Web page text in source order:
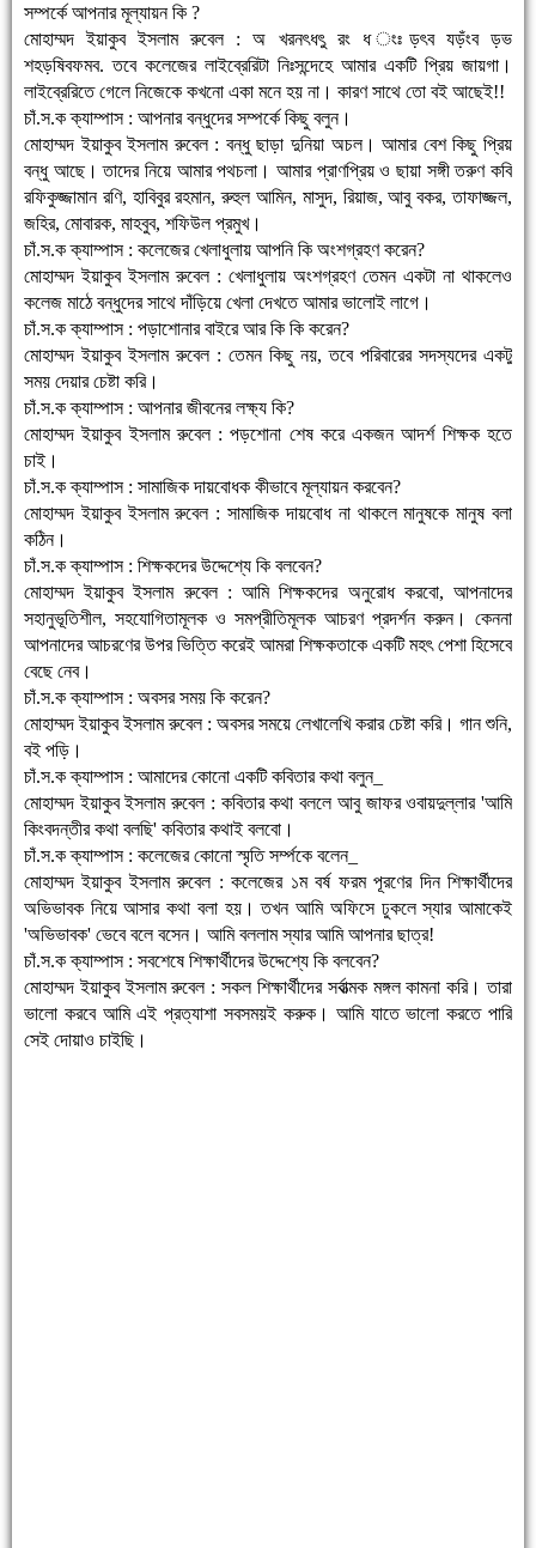
সম্পর্কে আপনার মূল্যায়ন কি ?
মোহাম্মদ ইয়াকুব ইসলাম রুবেল : অ খরনৎধৎু রং ধ ংঃড়ৎব যড়ঁংব ড়ভ
শহড়ষিবফমব. তবে কলেজের লাইব্রেরিটা নিঃসন্দেহে আমার একটি প্রিয় জায়গা।
লাইব্রেরিতে গেলে নিজেকে কখনো একা মনে হয় না। কারণ সাথে তো বই আছেই!!
চাঁ.স.ক ক্যাম্পাস : আপনার বন্ধুদের সম্পর্কে কিছু বলুন।
মোহাম্মদ ইয়াকুব ইসলাম রুবেল : বন্ধু ছাড়া দুনিয়া অচল। আমার বেশ কিছু প্রিয়
বন্ধু আছে। তাদের নিয়ে আমার পথচলা। আমার প্রাণপ্রিয় ও ছায়া সঙ্গী তরুণ কবি
রফিকুজ্জামান রণি, হাবিবুর রহমান, রুহুল আমিন, মাসুদ, রিয়াজ, আবু বকর, তাফাজ্জল,
জহির, মোবারক, মাহবুব, শফিউল প্রমুখ।
চাঁ.স.ক ক্যাম্পাস : কলেজের খেলাধুলায় আপনি কি অংশগ্রহণ করেন?
মোহাম্মদ ইয়াকুব ইসলাম রুবেল : খেলাধুলায় অংশগ্রহণ তেমন একটা না থাকলেও
কলেজ মাঠে বন্ধুদের সাথে দাঁড়িয়ে খেলা দেখতে আমার ভালোই লাগে।
চাঁ.স.ক ক্যাম্পাস : পড়াশোনার বাইরে আর কি কি করেন?
মোহাম্মদ ইয়াকুব ইসলাম রুবেল : তেমন কিছু নয়, তবে পরিবারের সদস্যদের একটু
সময় দেয়ার চেষ্টা করি।
চাঁ.স.ক ক্যাম্পাস : আপনার জীবনের লক্ষ্য কি?
মোহাম্মদ ইয়াকুব ইসলাম রুবেল : পড়শোনা শেষ করে একজন আদর্শ শিক্ষক হতে
চাই।
চাঁ.স.ক ক্যাম্পাস : সামাজিক দায়বোধক কীভাবে মূল্যায়ন করবেন?
মোহাম্মদ ইয়াকুব ইসলাম রুবেল : সামাজিক দায়বোধ না থাকলে মানুষকে মানুষ বলা
কঠিন।
চাঁ.স.ক ক্যাম্পাস : শিক্ষকদের উদ্দেশ্যে কি বলবেন?
মোহাম্মদ ইয়াকুব ইসলাম রুবেল : আমি শিক্ষকদের অনুরোধ করবো, আপনাদের
সহানুভূতিশীল, সহযোগিতামূলক ও সমপ্রীতিমূলক আচরণ প্রদর্শন করুন। কেননা
আপনাদের আচরণের উপর ভিত্তি করেই আমরা শিক্ষকতাকে একটি মহৎ পেশা হিসেবে
বেছে নেব।
চাঁ.স.ক ক্যাম্পাস : অবসর সময় কি করেন?
মোহাম্মদ ইয়াকুব ইসলাম রুবেল : অবসর সময়ে লেখালেখি করার চেষ্টা করি। গান শুনি,
বই পড়ি।
চাঁ.স.ক ক্যাম্পাস : আমাদের কোনো একটি কবিতার কথা বলুন_
মোহাম্মদ ইয়াকুব ইসলাম রুবেল : কবিতার কথা বললে আবু জাফর ওবায়দুল্লার 'আমি
কিংবদন্তীর কথা বলছি' কবিতার কথাই বলবো।
চাঁ.স.ক ক্যাম্পাস : কলেজের কোনো স্মৃতি সর্ম্পকে বলেন_
মোহাম্মদ ইয়াকুব ইসলাম রুবেল : কলেজের ১ম বর্ষ ফরম পূরণের দিন শিক্ষার্থীদের
অভিভাবক নিয়ে আসার কথা বলা হয়। তখন আমি অফিসে ঢুকলে স্যার আমাকেই
'অভিভাবক' ভেবে বলে বসেন। আমি বললাম স্যার আমি আপনার ছাত্র!
চাঁ.স.ক ক্যাম্পাস : সবশেষে শিক্ষার্থীদের উদ্দেশ্যে কি বলবেন?
মোহাম্মদ ইয়াকুব ইসলাম রুবেল : সকল শিক্ষার্থীদের সর্বাত্মক মঙ্গল কামনা করি। তারা
ভালো করবে আমি এই প্রত্যাশা সবসময়ই করুক। আমি যাতে ভালো করতে পারি
সেই দোয়াও চাইছি।